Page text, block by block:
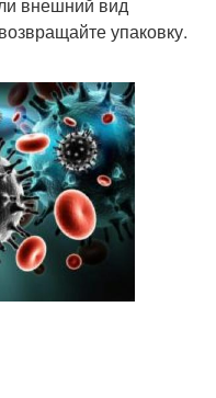
внешний вид
упаковку.